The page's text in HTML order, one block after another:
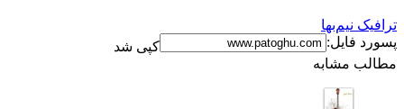
نیم‌بها
فایل:
کپی شد
مشابه